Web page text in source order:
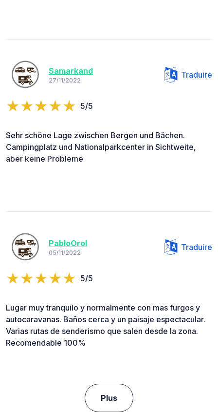
Samarkand
27/11/2022
Traduire
5/5
Sehr schöne Lage zwischen Bergen und Bächen.
Campingplatz und Nationalparkcenter in Sichtweite,
aber keine Probleme
PabloOrol
05/11/2022
Traduire
5/5
Lugar muy tranquilo y normalmente con mas furgos y
autocaravanas. Baños cerca y un paisaje espectacular.
Varias rutas de senderismo que salen desde la zona.
Recomendable 100%
Plus